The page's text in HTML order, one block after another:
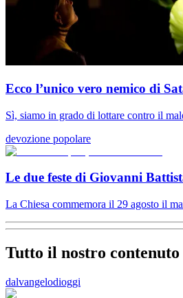
Ecco l’unico vero nemico di
Sì, siamo in grado di lottare contro il
devozione popolare
Le due feste di Giovanni
La Chiesa commemora il 29 agosto il
Tutto il nostro
dalvangelodioggi